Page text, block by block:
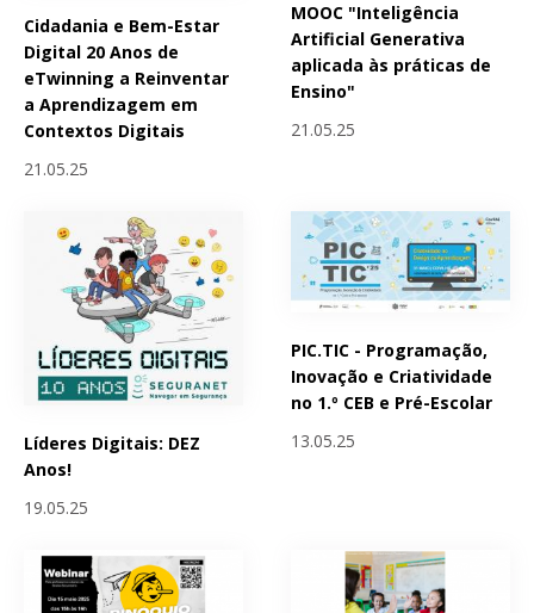
Cidadania e Bem-Estar
Digital 20 Anos de
eTwinning a Reinventar
a Aprendizagem em
Contextos Digitais
21.05.25
MOOC "Inteligência
Artificial Generativa
aplicada às práticas de
Ensino"
21.05.25
Líderes Digitais: DEZ
Anos!
19.05.25
PIC.TIC - Programação,
Inovação e Criatividade
no 1.º CEB e Pré-Escolar
13.05.25